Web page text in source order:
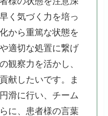
く気づく力を培っ
から重篤な状態を
適切な処置に繋げ
観察力を活かし、
献したいです。ま
滑に行い、チーム
に、患者様の言葉